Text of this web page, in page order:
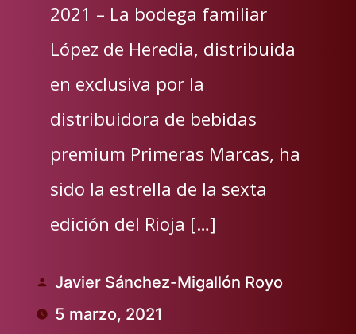
2021 – La bodega familiar
López de Heredia, distribuida
en exclusiva por la
distribuidora de bebidas
premium Primeras Marcas, ha
sido la estrella de la sexta
edición del Rioja […]
Publicado
por
Javier Sánchez-Migallón Royo
5 marzo, 2021